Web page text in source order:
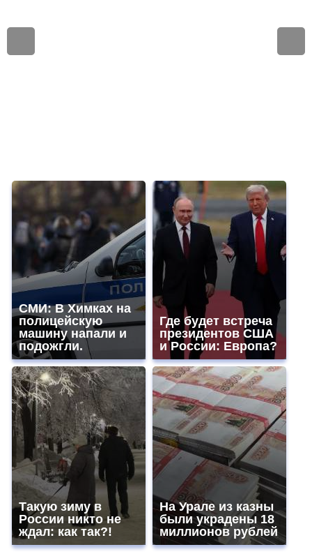
СМИ: В Химках на
полицейскую
машину напали и
подожгли.
Где будет встреча
президентов США
и России: Европа?
Такую зиму в
России никто не
ждал: как так?!
На Урале из казны
были украдены 18
миллионов рублей